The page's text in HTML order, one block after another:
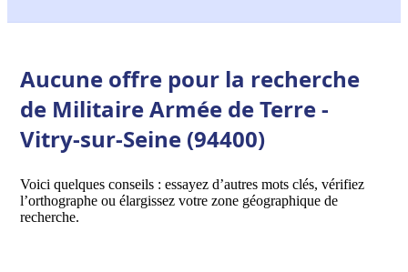
Aucune offre pour la recherche
de Militaire Armée de Terre -
Vitry-sur-Seine (94400)
Voici quelques conseils : essayez d’autres mots clés, vérifiez
l’orthographe ou élargissez votre zone géographique de
recherche.